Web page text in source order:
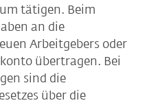
tätigen. Beim
an die
Arbeitgebers oder
übertragen. Bei
sind die
über die